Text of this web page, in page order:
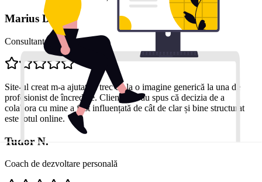
Marius D.
Consultant financiar
Site-ul creat m-a ajutat să trec de la o imagine generică la una de
profesionist de încredere. Clienții mi-au spus că decizia de a
colabora cu mine a fost influențată de cât de clar și bine structurat
este totul online.
Tudor N.
Coach de dezvoltare personală